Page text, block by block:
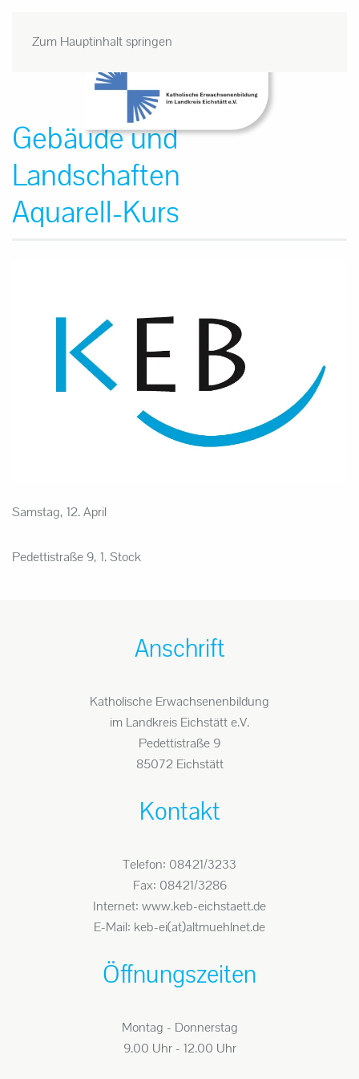
Zum Hauptinhalt springen
Gebäude und
Landschaften
Aquarell-Kurs
Samstag, 12. April
Pedettistraße 9, 1. Stock
Anschrift
Katholische Erwachsenenbildung
im Landkreis Eichstätt e.V.
Pedettistraße 9
85072 Eichstätt
Kontakt
Telefon: 08421/3233
Fax: 08421/3286
Internet: www.keb-eichstaett.de
E-Mail: keb-ei(at)altmuehlnet.de
Öffnungszeiten
Montag - Donnerstag
9.00 Uhr - 12.00 Uhr